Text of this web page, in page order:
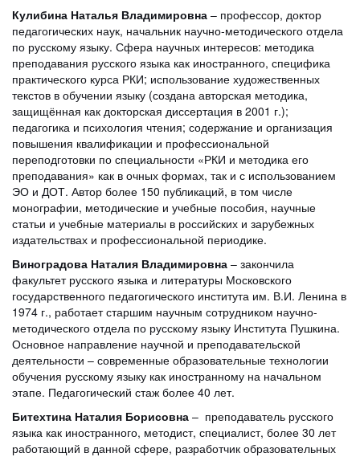
Кулибина Наталья Владимировна – профессор, доктор
педагогических наук, начальник научно-методического отдела
по русскому языку. Сфера научных интересов: методика
преподавания русского языка как иностранного, специфика
практического курса РКИ; использование художественных
текстов в обучении языку (создана авторская методика,
защищённая как докторская диссертация в 2001 г.);
педагогика и психология чтения; содержание и организация
повышения квалификации и профессиональной
переподготовки по специальности «РКИ и методика его
преподавания» как в очных формах, так и с использованием
ЭО и ДОТ. Автор более 150 публикаций, в том числе
монографии, методические и учебные пособия, научные
статьи и учебные материалы в российских и зарубежных
издательствах и профессиональной периодике.
Виноградова Наталия Владимировна – закончила
факультет русского языка и литературы Московского
государственного педагогического института им. В.И. Ленина в
1974 г., работает старшим научным сотрудником научно-
методического отдела по русскому языку Института Пушкина.
Основное направление научной и преподавательской
деятельности – современные образовательные технологии
обучения русскому языку как иностранному на начальном
этапе. Педагогический стаж более 40 лет.
Битехтина Наталия Борисовна – преподаватель русского
языка как иностранного, методист, специалист, более 30 лет
работающий в данной сфере, разработчик образовательных